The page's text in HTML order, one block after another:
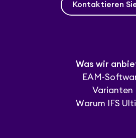
Kontaktieren
Was wir
EAM-
Varianten
Warum IFS